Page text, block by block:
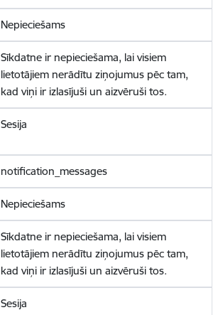
Nepieciešams
Sīkdatne ir nepieciešama, lai visiem
lietotājiem nerādītu ziņojumus pēc tam,
kad viņi ir izlasījuši un aizvēruši tos.
Sesija
notification_messages
Nepieciešams
Sīkdatne ir nepieciešama, lai visiem
lietotājiem nerādītu ziņojumus pēc tam,
kad viņi ir izlasījuši un aizvēruši tos.
Sesija